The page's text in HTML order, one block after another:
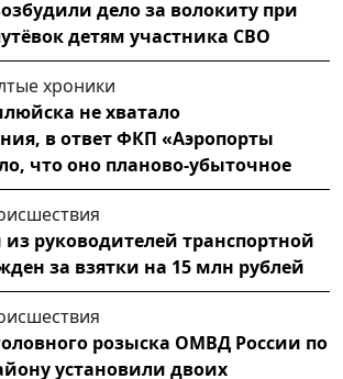
дело за волокиту при
детям участника СВО
хроники
не хватало
в ответ ФКП «Аэропорты
что оно планово-убыточное
руководителей транспортной
за взятки на 15 млн рублей
розыска ОМВД России по
установили двоих